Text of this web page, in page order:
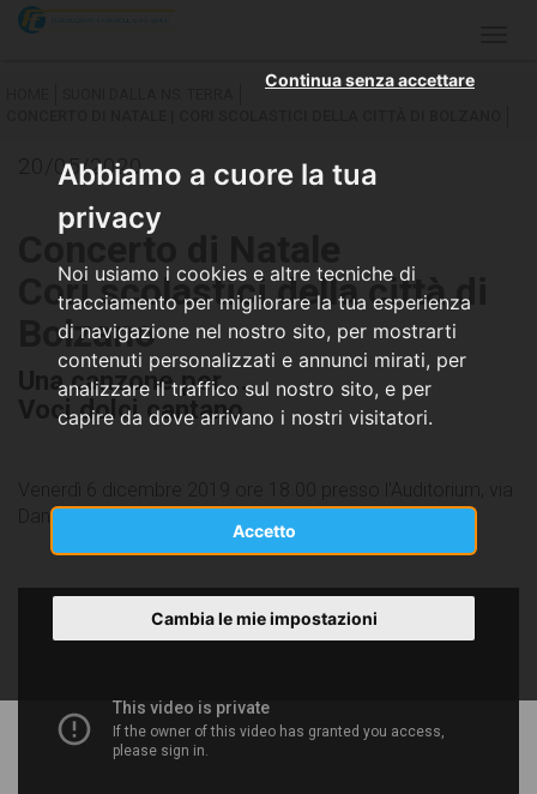
Abbiamo a cuore la tua
privacy
Noi usiamo i cookies e altre tecniche di
tracciamento per migliorare la tua esperienza
di navigazione nel nostro sito, per mostrarti
contenuti personalizzati e annunci mirati, per
analizzare il traffico sul nostro sito, e per
capire da dove arrivano i nostri visitatori.
Accetto
Continua senza accettare
Cambia le mie impostazioni
20/05/2020
Concerto di Natale
Cori scolastici della città di
Bolzano
Una canzone per....
Voci dolci cantano...
Dante, 15, Bolzano